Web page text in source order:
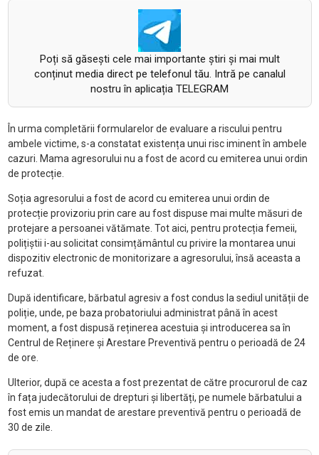
Poți să găsești cele mai importante știri și mai mult
conținut media direct pe telefonul tău. Intră pe canalul
nostru în aplicația TELEGRAM
În urma completării formularelor de evaluare a riscului pentru
ambele victime, s-a constatat existența unui risc iminent în ambele
cazuri. Mama agresorului nu a fost de acord cu emiterea unui ordin
de protecție.
Soția agresorului a fost de acord cu emiterea unui ordin de
protecție provizoriu prin care au fost dispuse mai multe măsuri de
protejare a persoanei vătămate. Tot aici, pentru protecția femeii,
polițiștii i-au solicitat consimțământul cu privire la montarea unui
dispozitiv electronic de monitorizare a agresorului, însă aceasta a
refuzat.
După identificare, bărbatul agresiv a fost condus la sediul unității de
poliție, unde, pe baza probatoriului administrat până în acest
moment, a fost dispusă reținerea acestuia și introducerea sa în
Centrul de Reținere și Arestare Preventivă pentru o perioadă de 24
de ore.
Ulterior, după ce acesta a fost prezentat de către procurorul de caz
în fața judecătorului de drepturi și libertăți, pe numele bărbatului a
fost emis un mandat de arestare preventivă pentru o perioadă de
30 de zile.